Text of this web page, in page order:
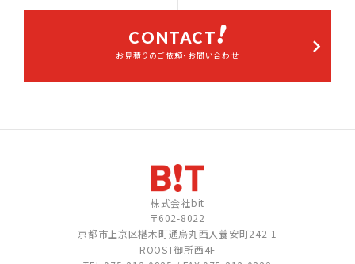
CONTACT
お見積りのご依頼・お問い合わせ
株式会社bit
〒602-8022
京都市上京区椹木町通烏丸西入養安町242-1
ROOST御所西4F